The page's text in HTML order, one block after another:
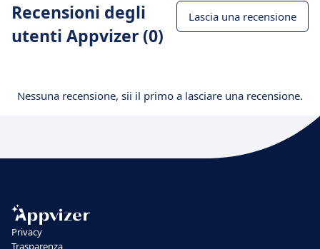
Recensioni degli
utenti Appvizer (0)
Lascia una recensione
Nessuna recensione, sii il primo a lasciare una recensione.
Privacy
Trasparenza